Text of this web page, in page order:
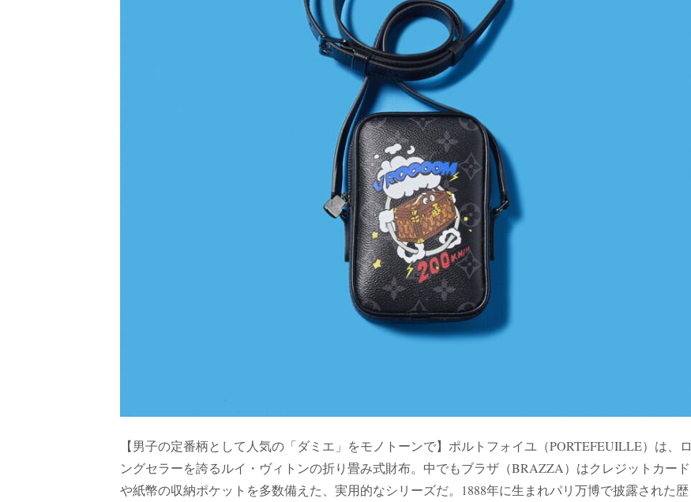
【男子の定番柄として人気の「ダミエ」をモノトーンで】ポルトフォイユ（PORTEFEUILLE）は、ロ
ングセラーを誇るルイ・ヴィトンの折り畳み式財布。中でもブラザ（BRAZZA）はクレジットカード
や紙幣の収納ポケットを多数備えた、実用的なシリーズだ。1888年に生まれパリ万博で披露された歴